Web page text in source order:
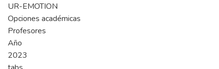
UR-EMOTION
Opciones académicas
Profesores
Año
2023